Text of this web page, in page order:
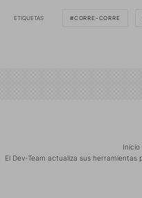
ETIQUETAS CORRE-CORRE
Inicio
El Dev-Team actualiza sus